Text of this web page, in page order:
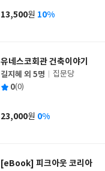
사
가
13,500원 10%
유네스코회관 건축이야기
글
쓴
길지혜 외 5명
출
사
집문당
평 0(0)
가
23,000원 0%
[eBook] 피크아웃 코리아